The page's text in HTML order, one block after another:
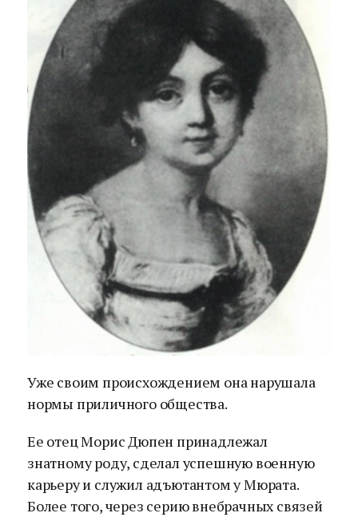
Уже своим происхождением она нарушала
нормы приличного общества.
Ее отец Морис Дюпен принадлежал
знатному роду, сделал успешную военную
карьеру и служил адъютантом у Мюрата.
Более того, через серию внебрачных связей